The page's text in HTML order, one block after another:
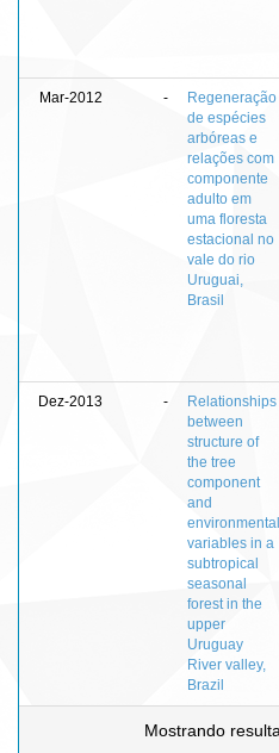
Mar-2012 -
Regeneração
de espécies
arbóreas e
relações com
componente
adulto em
uma floresta
estacional no
vale do rio
Uruguai,
Brasil
Dez-2013 -
Relationships
between
structure of
the tree
component
and
environmental
variables in a
subtropical
seasonal
forest in the
upper
Uruguay
River valley,
Brazil
Mostrando